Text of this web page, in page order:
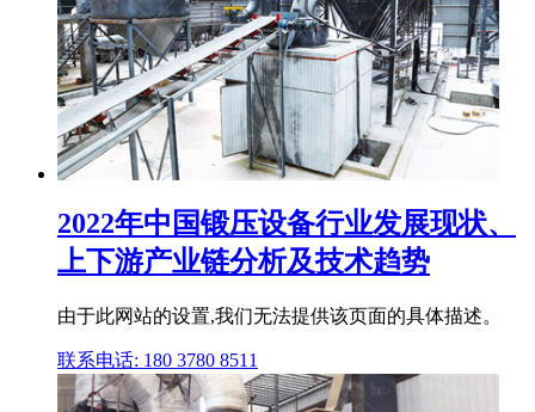
2022年中国锻压设备行业发展现状、
上下游产业链分析及技术趋势
由于此网站的设置,我们无法提供该页面的具体描述。
联系电话: 180 3780 8511